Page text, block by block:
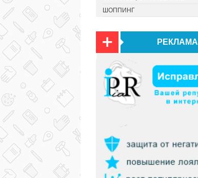
ШОППИНГ
РЕКЛАМА